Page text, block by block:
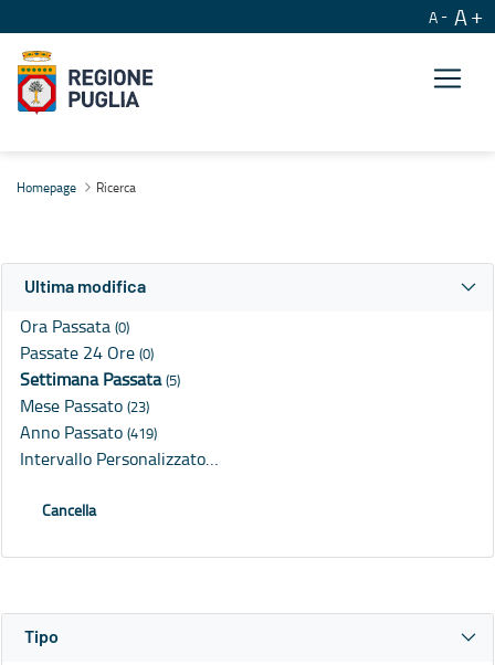
A A
Homepage Ricerca
Ultima modifica
Ora Passata (0)
Passate 24 Ore (0)
Settimana Passata(5)
Mese Passato (23)
Anno Passato (419)
Intervallo Personalizzato…
Cancella
Tipo